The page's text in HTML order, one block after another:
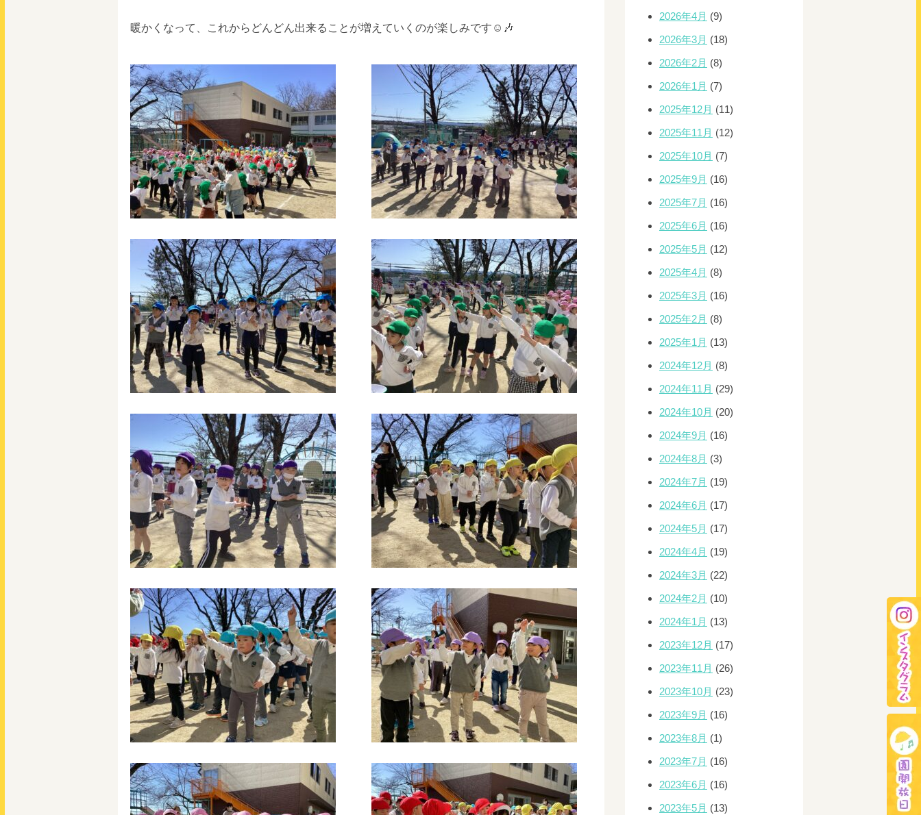
暖かくなって、これからどんどん出来ることが増えていくのが楽しみです☺️🎶
2026年4月 (9)
2026年3月 (18)
2026年2月 (8)
2026年1月 (7)
2025年12月 (11)
2025年11月 (12)
2025年10月 (7)
2025年9月 (16)
2025年7月 (16)
2025年6月 (16)
2025年5月 (12)
2025年4月 (8)
2025年3月 (16)
2025年2月 (8)
2025年1月 (13)
2024年12月 (8)
2024年11月 (29)
2024年10月 (20)
2024年9月 (16)
2024年8月 (3)
2024年7月 (19)
2024年6月 (17)
2024年5月 (17)
2024年4月 (19)
2024年3月 (22)
2024年2月 (10)
2024年1月 (13)
2023年12月 (17)
2023年11月 (26)
2023年10月 (23)
2023年9月 (16)
2023年8月 (1)
2023年7月 (16)
2023年6月 (16)
2023年5月 (13)